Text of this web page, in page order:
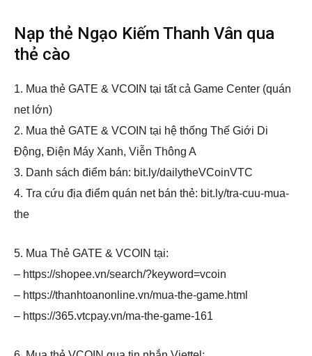
Nạp thẻ Ngạo Kiếm Thanh Vân qua
thẻ cào
1. Mua thẻ GATE & VCOIN tại tất cả Game Center (quán
net lớn)
2. Mua thẻ GATE & VCOIN tại hệ thống Thế Giới Di
Động, Điện Máy Xanh, Viễn Thông A
3. Danh sách điểm bán: bit.ly/dailytheVCoinVTC
4. Tra cứu địa điểm quán net bán thẻ: bit.ly/tra-cuu-mua-
the
5. Mua Thẻ GATE & VCOIN tại:
– https://shopee.vn/search/?keyword=vcoin
– https://thanhtoanonline.vn/mua-the-game.html
– https://365.vtcpay.vn/ma-the-game-161